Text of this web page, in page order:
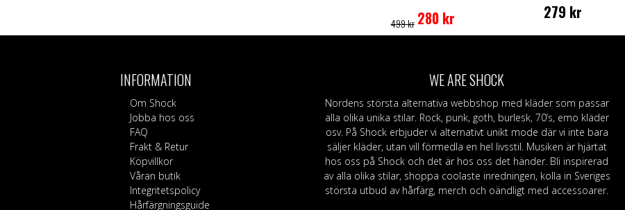
499kr priset
var:
280 kr
är:
har
De
olika
alternativen
kan
väljas
på
produktsidan
279 kr
varianter.
De
olika
alternativen
kan
väljas
på
INFORMATION
Om Shock
Jobba hos oss
FAQ
Frakt & Retur
Köpvillkor
Våran butik
Integritetspolicy
Hårfärgningsguide
WE ARE SHOCK
Nordens största alternativa webbshop med kläder som passar
alla olika unika stilar. Rock, punk, goth, burlesk, 70’s, emo kläder
osv. På Shock erbjuder vi alternativt unikt mode där vi inte bara
säljer kläder, utan vill förmedla en hel livsstil. Musiken är hjärtat
hos oss på Shock och det är hos oss det händer. Bli inspirerad
av alla olika stilar, shoppa coolaste inredningen, kolla in Sveriges
största utbud av hårfärg, merch och oändligt med accessoarer.